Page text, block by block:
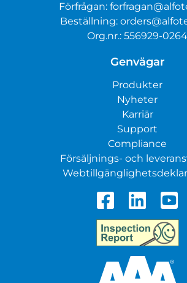
Förfrågan:
Beställning:
Org.nr.: 556929-0264
Genvägar
Produkter
Nyheter
Karriär
Support
Compliance
Försäljnings- och